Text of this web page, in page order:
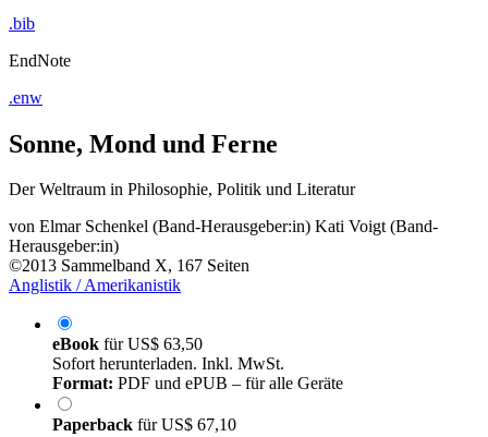
.bib
EndNote
.enw
Sonne, Mond und Ferne
Der Weltraum in Philosophie, Politik und Literatur
von Elmar Schenkel (Band-Herausgeber:in) Kati Voigt (Band-
Herausgeber:in)
©2013 Sammelband X, 167 Seiten
Anglistik / Amerikanistik
eBook fürUS$ 63,50
Sofort herunterladen. Inkl. MwSt.
Format: PDF und ePUB – für alle Geräte
Paperback fürUS$ 67,10